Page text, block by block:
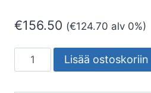
€156.50 (€124.70 alv 0%)
SEINÄVALAISIN
ULKO
Lisää ostoskoriin